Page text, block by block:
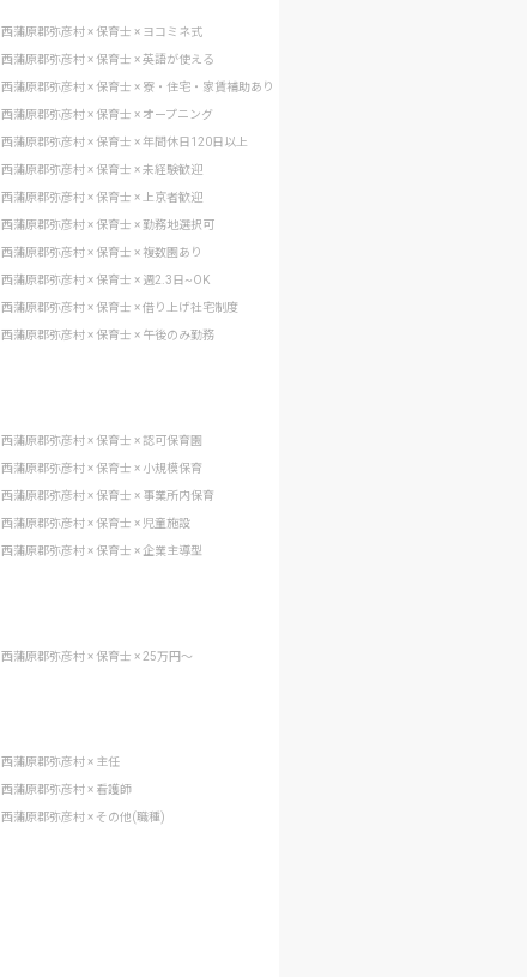
西蒲原郡弥彦村 × 保育士 × ヨコミネ式
西蒲原郡弥彦村 × 保育士 × 英語が使える
西蒲原郡弥彦村 × 保育士 × 寮・住宅・家賃補助あり
西蒲原郡弥彦村 × 保育士 × オープニング
西蒲原郡弥彦村 × 保育士 × 年間休日120日以上
西蒲原郡弥彦村 × 保育士 × 未経験歓迎
西蒲原郡弥彦村 × 保育士 × 上京者歓迎
西蒲原郡弥彦村 × 保育士 × 勤務地選択可
西蒲原郡弥彦村 × 保育士 × 複数園あり
西蒲原郡弥彦村 × 保育士 × 週2.3日~OK
西蒲原郡弥彦村 × 保育士 × 借り上げ社宅制度
西蒲原郡弥彦村 × 保育士 × 午後のみ勤務
西蒲原郡弥彦村 × 保育士 × 認可保育園
西蒲原郡弥彦村 × 保育士 × 小規模保育
西蒲原郡弥彦村 × 保育士 × 事業所内保育
西蒲原郡弥彦村 × 保育士 × 児童施設
西蒲原郡弥彦村 × 保育士 × 企業主導型
西蒲原郡弥彦村 × 保育士 × 25万円〜
西蒲原郡弥彦村 × 主任
西蒲原郡弥彦村 × 看護師
西蒲原郡弥彦村 × その他(職種)